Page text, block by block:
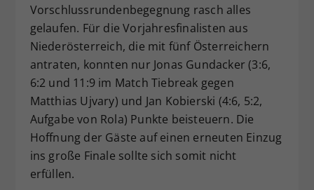
Vorschlussrundenbegegnung rasch alles
gelaufen. Für die Vorjahresfinalisten aus
Niederösterreich, die mit fünf Österreichern
antraten, konnten nur Jonas Gundacker (3:6,
6:2 und 11:9 im Match Tiebreak gegen
Matthias Ujvary) und Jan Kobierski (4:6, 5:2,
Aufgabe von Rola) Punkte beisteuern. Die
Hoffnung der Gäste auf einen erneuten Einzug
ins große Finale sollte sich somit nicht
erfüllen.